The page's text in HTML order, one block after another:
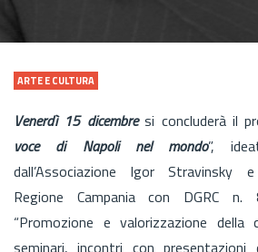
ARTE E CULTURA
Venerdì 15 dicembresi concluderà il
voce di Napoli nel mondo”,
dall’Associazione Igor Stravinsky
Regione Campania con DGRC
“Promozione e valorizzazione della
seminari, incontri con